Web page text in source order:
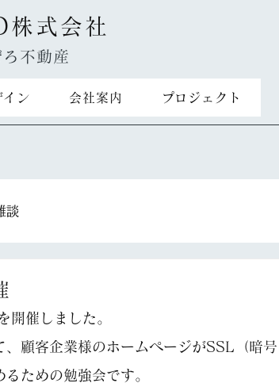
株式会社
ろ不動産
イン 会社案内 プロジェクト
談
開催しました。
顧客企業様のホームページがSSL（暗号
ための勉強会です。